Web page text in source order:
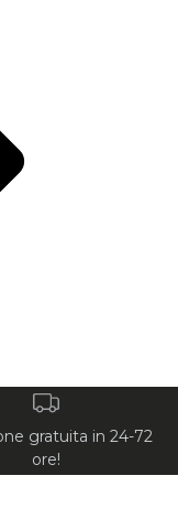
gratuita in 24-72
ore!